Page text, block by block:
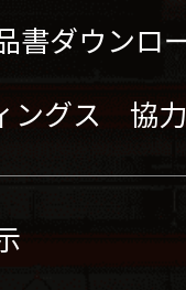
書ダウンロ
ングス 協